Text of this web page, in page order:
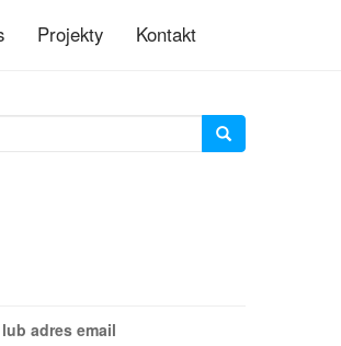
Projekty Kontakt
adres email